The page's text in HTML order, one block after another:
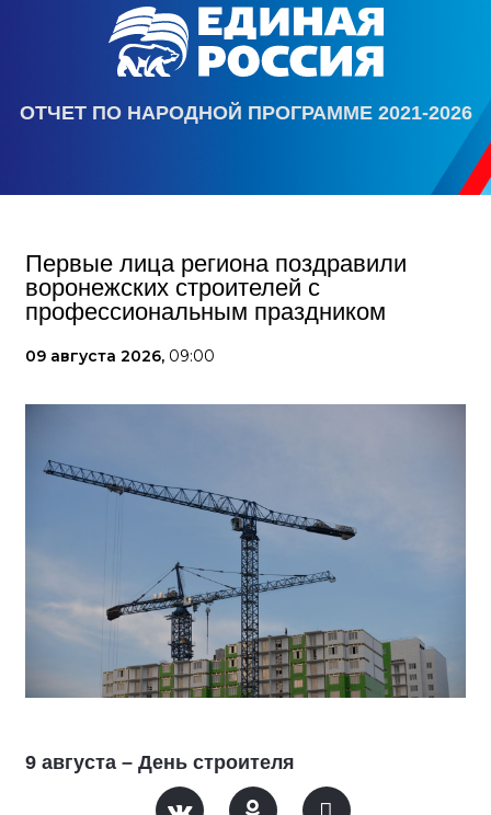
ОТЧЕТ ПО НАРОДНОЙ ПРОГРАММЕ 2021-2026
Первые лица региона поздравили
воронежских строителей с
профессиональным праздником
09 августа 2026, 09:00
9 августа – День строителя